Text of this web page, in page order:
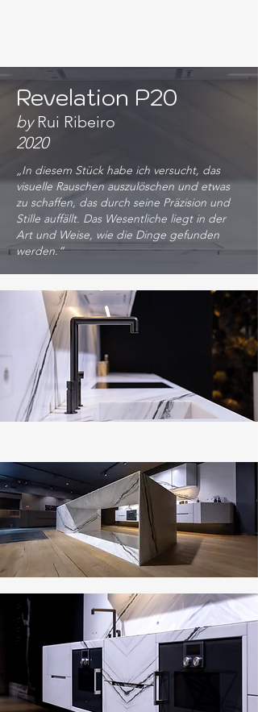
Revelation P20
byRui Ribeiro
2020
„In diesem Stück habe ich versucht, das
visuelle Rauschen auszulöschen und etwas
zu schaffen, das durch seine Präzision und
Stille auffällt. Das Wesentliche liegt in der
Art und Weise, wie die Dinge gefunden
werden.“